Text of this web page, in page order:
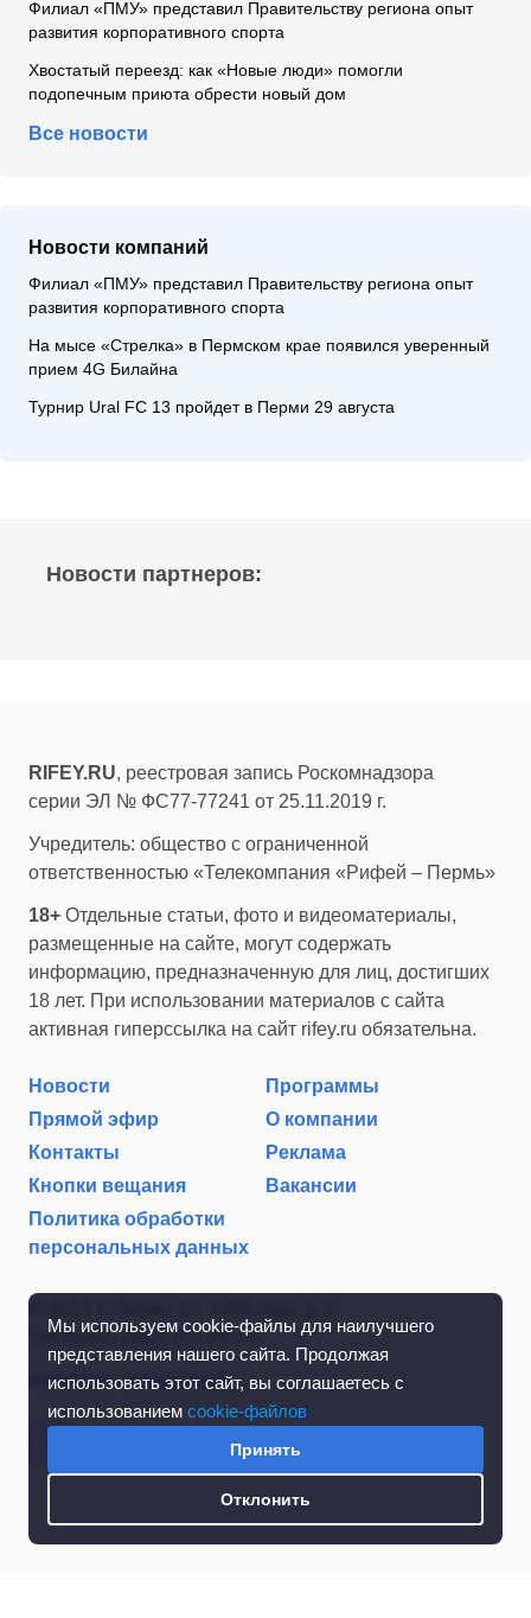
Мы используем cookie-файлы для наилучшего
представления нашего сайта. Продолжая
использовать этот сайт, вы соглашаетесь с
использованием cookie-файлов
Принять
Отклонить
Филиал «ПМУ» представил Правительству региона опыт
развития корпоративного спорта
Хвостатый переезд: как «Новые люди» помогли
подопечным приюта обрести новый дом
Все новости
Новости компаний
Филиал «ПМУ» представил Правительству региона опыт
развития корпоративного спорта
На мысе «Стрелка» в Пермском крае появился уверенный
прием 4G Билайна
Турнир Ural FC 13 пройдет в Перми 29 августа
Новости партнеров:
RIFEY.RU, реестровая запись Роскомнадзора
серии ЭЛ № ФС77-77241 от 25.11.2019 г.
Учредитель: общество с ограниченной
ответственностью «Телекомпания «Рифей – Пермь»
18+ Отдельные статьи, фото и видеоматериалы,
размещенные на сайте, могут содержать
информацию, предназначенную для лиц, достигших
18 лет. При использовании материалов с сайта
активная гиперссылка на сайт rifey.ru обязательна.
Новости
Программы
Прямой эфир
О компании
Контакты
Реклама
Кнопки вещания
Вакансии
Политика обработки
персональных данных
Тел./факс: (342) 267-85-35
Написать в редакцию